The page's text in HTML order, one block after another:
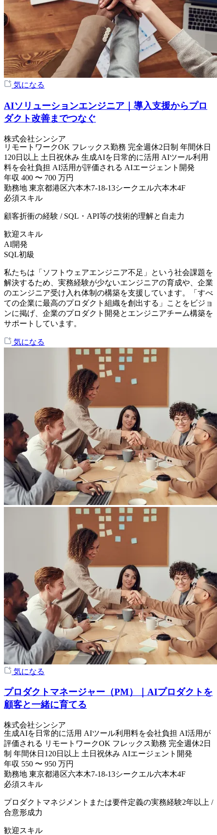
気になる
AIソリューションエンジニア｜導入支援からプロ
ダクト改善までつなぐ
株式会社シンシア
リモートワークOK フレックス勤務 完全週休2日制 年間休日
120日以上 土日祝休み 生成AIを日常的に活用 AIツール利用
料を会社負担 AI活用が評価される AIエージェント開発
年収 400 〜 700 万円
勤務地 東京都港区六本木7-18-13シークエル六本木4F
必須スキル
顧客折衝の経験 / SQL・API等の技術的理解と自走力
歓迎スキル
AI開発
SQL初級
私たちは「ソフトウェアエンジニア不足」という社会課題を
解決するため、実務経験が少ないエンジニアの育成や、企業
のエンジニア受け入れ体制の構築を支援しています。「すべ
ての企業に最高のプロダクト組織を創出する」ことをビジョ
ンに掲げ、企業のプロダクト開発とエンジニアチーム構築を
サポートしています。
気になる
気になる
プロダクトマネージャー（PM）｜AIプロダクトを
顧客と一緒に育てる
株式会社シンシア
生成AIを日常的に活用 AIツール利用料を会社負担 AI活用が
評価される リモートワークOK フレックス勤務 完全週休2日
制 年間休日120日以上 土日祝休み AIエージェント開発
年収 550 〜 950 万円
勤務地 東京都港区六本木7-18-13シークエル六本木4F
必須スキル
プロダクトマネジメントまたは要件定義の実務経験2年以上 /
合意形成力
歓迎スキル